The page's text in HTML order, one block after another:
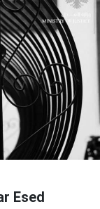
Esed